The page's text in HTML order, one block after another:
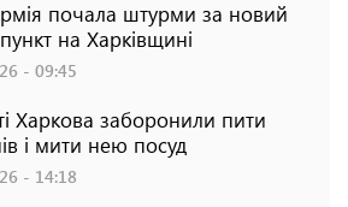
почала штурми за новий
на Харківщині
- 09:45
Харкова заборонили пити
і мити нею посуд
- 14:18